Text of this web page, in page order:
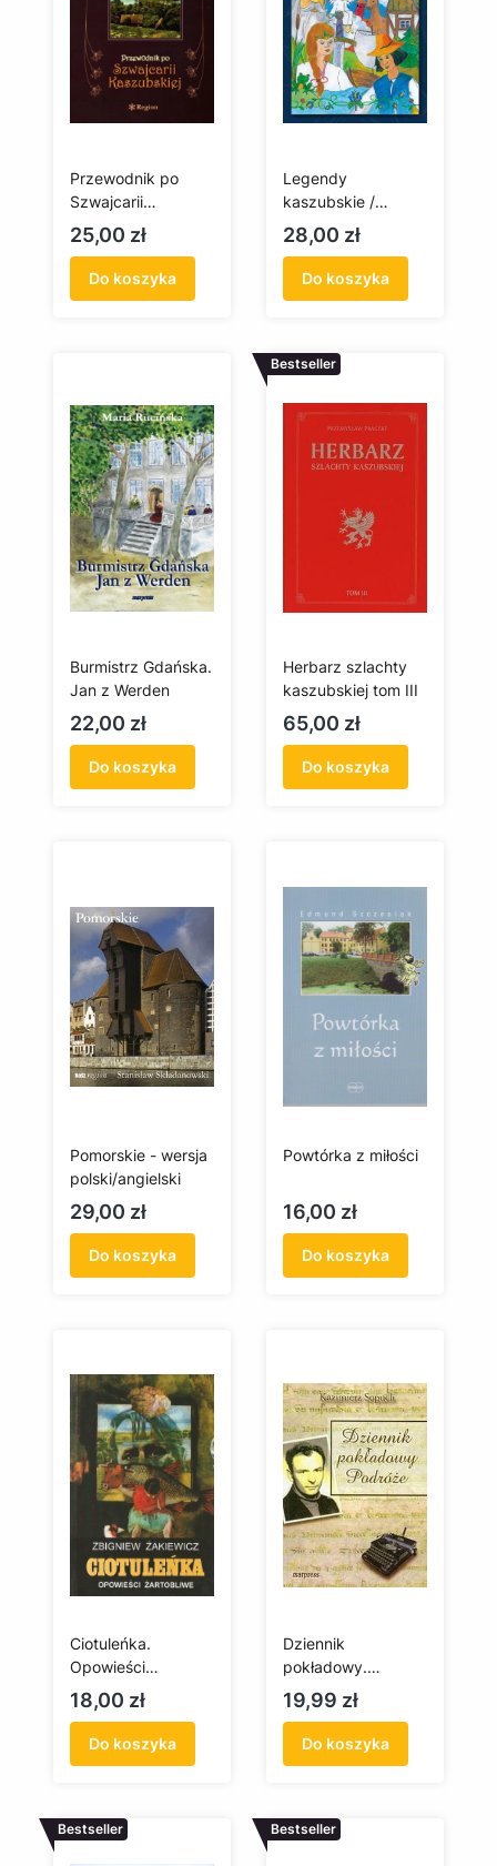
Przewodnik po
Szwajcarii
Kaszubskiej
Cena
25,00 zł
Do koszyka
Legendy
kaszubskie /
Kaszëbsczé
legeńdë
Cena
28,00 zł
Do koszyka
Burmistrz Gdańska.
Jan z Werden
Cena
22,00 zł
Do koszyka
Bestseller
Herbarz szlachty
kaszubskiej tom III
Cena
65,00 zł
Do koszyka
Pomorskie - wersja
polski/angielski
Cena
29,00 zł
Do koszyka
Powtórka z miłości
Cena
16,00 zł
Do koszyka
Ciotuleńka.
Opowieści
żartobliwe
Cena
18,00 zł
Do koszyka
Dziennik
pokładowy.
Podróże
Cena
19,99 zł
Do koszyka
Bestseller Bestseller